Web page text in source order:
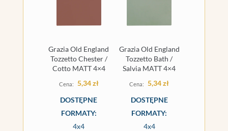
Grazia Old England
Tozzetto Chester /
Cotto MATT 4×4
5,34zł
DOSTĘPNE
FORMATY:
4x4
Grazia Old England
Tozzetto Bath /
Salvia MATT 4×4
5,34zł
DOSTĘPNE
FORMATY:
4x4